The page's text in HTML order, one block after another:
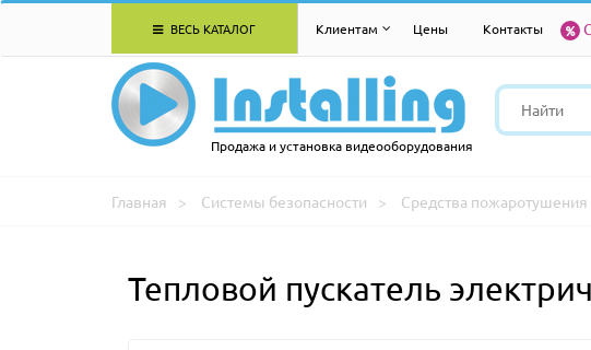
ВЕСЬ КАТАЛОГ Клиентам Цены Контакты
Продажа и установка видеооборудования
Главная Системы безопасности Средства пожаротушения
Тепловой пускатель